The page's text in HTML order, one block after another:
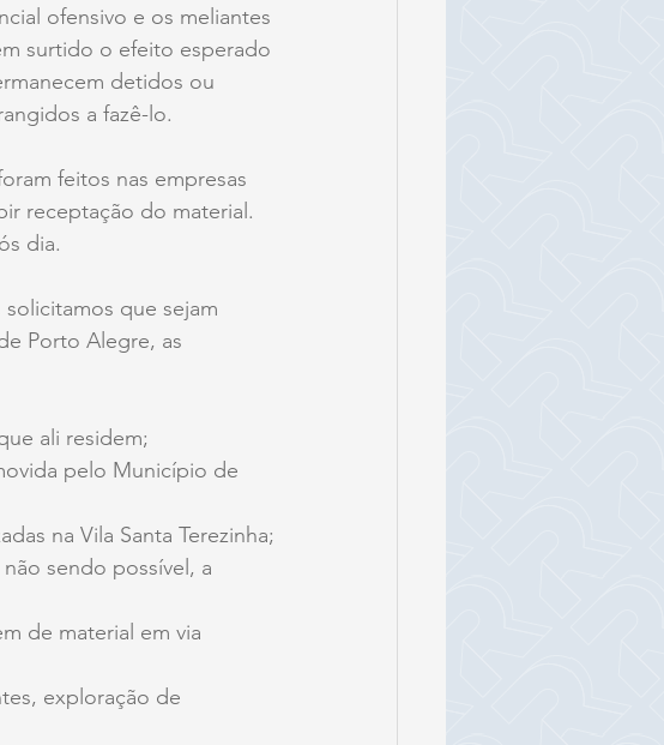
ofensivo e os meliantes
surtido o efeito esperado
detidos ou
a fazê-lo.
feitos nas empresas
receptação do material.
dia.
que sejam
Porto Alegre, as
ali residem;
pelo Município de
na Vila Santa Terezinha;
sendo possível, a
de material em via
exploração de